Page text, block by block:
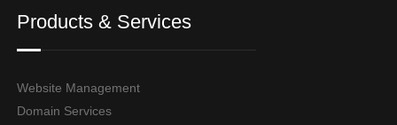
Products & Services
Website Management
Domain Services